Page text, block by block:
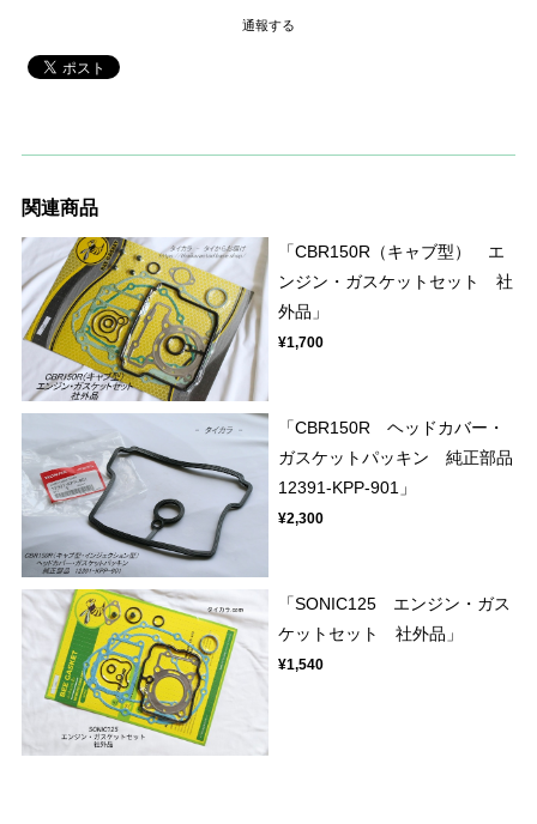
通報する
関連商品
「CBR150R（キャブ型） エ
ンジン・ガスケットセット 社
外品」
¥1,700
「CBR150R ヘッドカバー・
ガスケットパッキン 純正部品
12391-KPP-901」
¥2,300
「SONIC125 エンジン・ガス
ケットセット 社外品」
¥1,540